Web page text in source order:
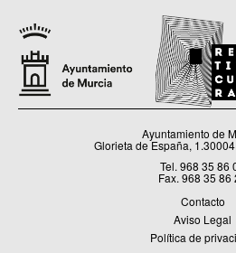
Ayuntamiento de
Glorieta de España,
Tel. 968 35 86
Fax. 968 35 86
Contacto
Aviso Legal
Política de